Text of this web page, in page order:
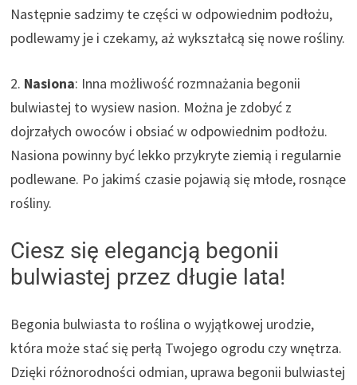
Następnie sadzimy te części w odpowiednim podłożu,
podlewamy je i czekamy, aż wykształcą się nowe rośliny.
2. Nasiona: Inna możliwość rozmnażania begonii
bulwiastej to wysiew nasion. Można je zdobyć z
dojrzałych owoców i obsiać w odpowiednim podłożu.
Nasiona powinny być lekko przykryte ziemią i regularnie
podlewane. Po jakimś czasie pojawią się młode, rosnące
rośliny.
Ciesz się elegancją begonii
bulwiastej przez długie lata!
Begonia bulwiasta to roślina o wyjątkowej urodzie,
która może stać się perłą Twojego ogrodu czy wnętrza.
Dzięki różnorodności odmian, uprawa begonii bulwiastej